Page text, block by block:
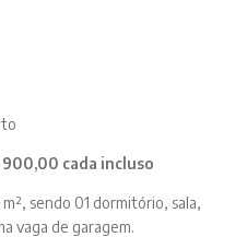
cada incluso
sendo 01 dormitório, sala,
vaga de garagem.